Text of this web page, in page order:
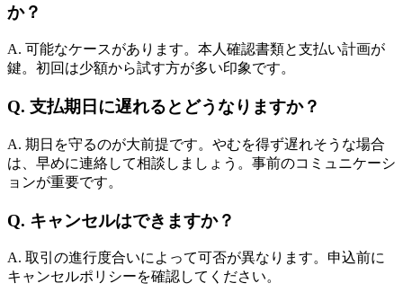
か？
A. 可能なケースがあります。本人確認書類と支払い計画が
鍵。初回は少額から試す方が多い印象です。
Q. 支払期日に遅れるとどうなりますか？
A. 期日を守るのが大前提です。やむを得ず遅れそうな場合
は、早めに連絡して相談しましょう。事前のコミュニケーシ
ョンが重要です。
Q. キャンセルはできますか？
A. 取引の進行度合いによって可否が異なります。申込前に
キャンセルポリシーを確認してください。